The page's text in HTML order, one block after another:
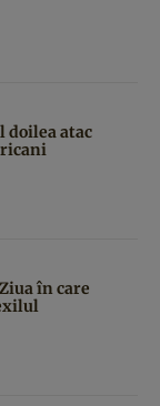
doilea atac
în care